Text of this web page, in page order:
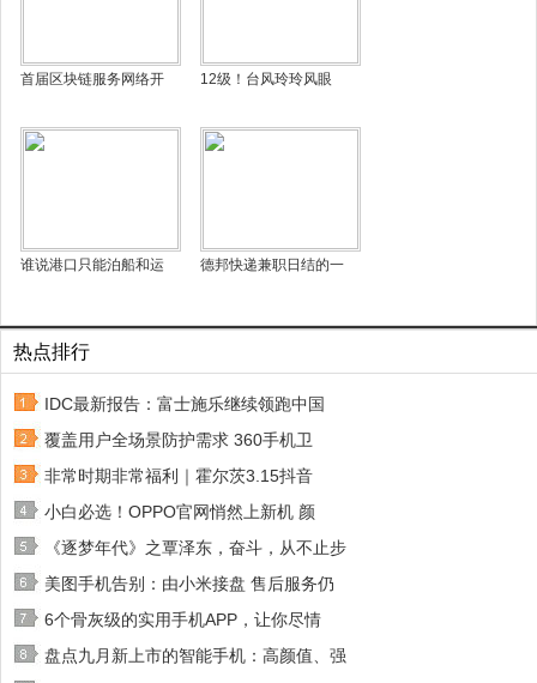
首届区块链服务网络开 12级！台风玲玲风眼
谁说港口只能泊船和运 德邦快递兼职日结的一
热点排行
IDC最新报告：富士施乐继续领跑中国
覆盖用户全场景防护需求 360手机卫
非常时期非常福利｜霍尔茨3.15抖音
小白必选！OPPO官网悄然上新机 颜
《逐梦年代》之覃泽东，奋斗，从不止步
美图手机告别：由小米接盘 售后服务仍
6个骨灰级的实用手机APP，让你尽情
盘点九月新上市的智能手机：高颜值、强